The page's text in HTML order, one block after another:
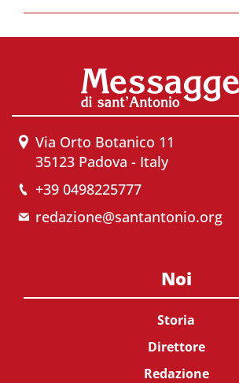
Via Orto Botanico 11
35123 Padova - Italy
+39 0498225777
redazione@santantonio.org
Noi
Storia
Direttore
Redazione